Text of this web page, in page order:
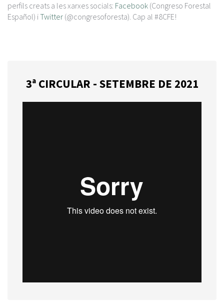
perfils creats a les xarxes socials: Facebook (Congreso Forestal
Español) iTwitter (@congresoforesta). Cap al #8CFE!
3ª CIRCULAR - SETEMBRE DE 2021